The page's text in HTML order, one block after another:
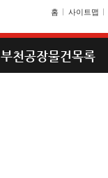
홈 사이트맵
부천공장물건목록